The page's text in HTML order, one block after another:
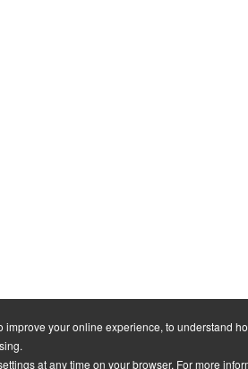
improve your online experience, to understand
at any time on your browser. For more